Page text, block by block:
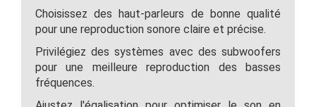
Choisissez des haut-parleurs de bonne qualité
pour une reproduction sonore claire et précise.
Privilégiez des systèmes avec des subwoofers
pour une meilleure reproduction des basses
fréquences.